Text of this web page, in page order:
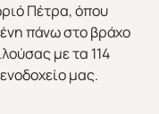
2026/2027
Πέτρα, όπου
πάνω στο βράχο
με τα 114
μας.